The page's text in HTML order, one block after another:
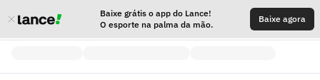
Baixe grátis o app do Lance!
O esporte na palma da mão.
Baixe agora